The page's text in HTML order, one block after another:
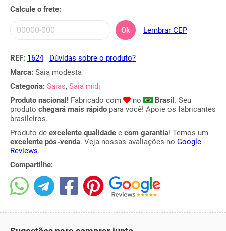
Calcule o frete:
Ok Lembrar CEP
REF: 1624
Dúvidas sobre o produto?
Marca: Saia modesta
Categoria: Saias, Saia midi
Produto nacional! Fabricado com no Brasil . Seu
produto chegará mais rápido para você! Apoie os fabricantes
brasileiros.
Produto de excelente qualidade e com garantia! Temos um
excelente pós-venda. Veja nossas avaliações no Google
Reviews.
Compartilhe: